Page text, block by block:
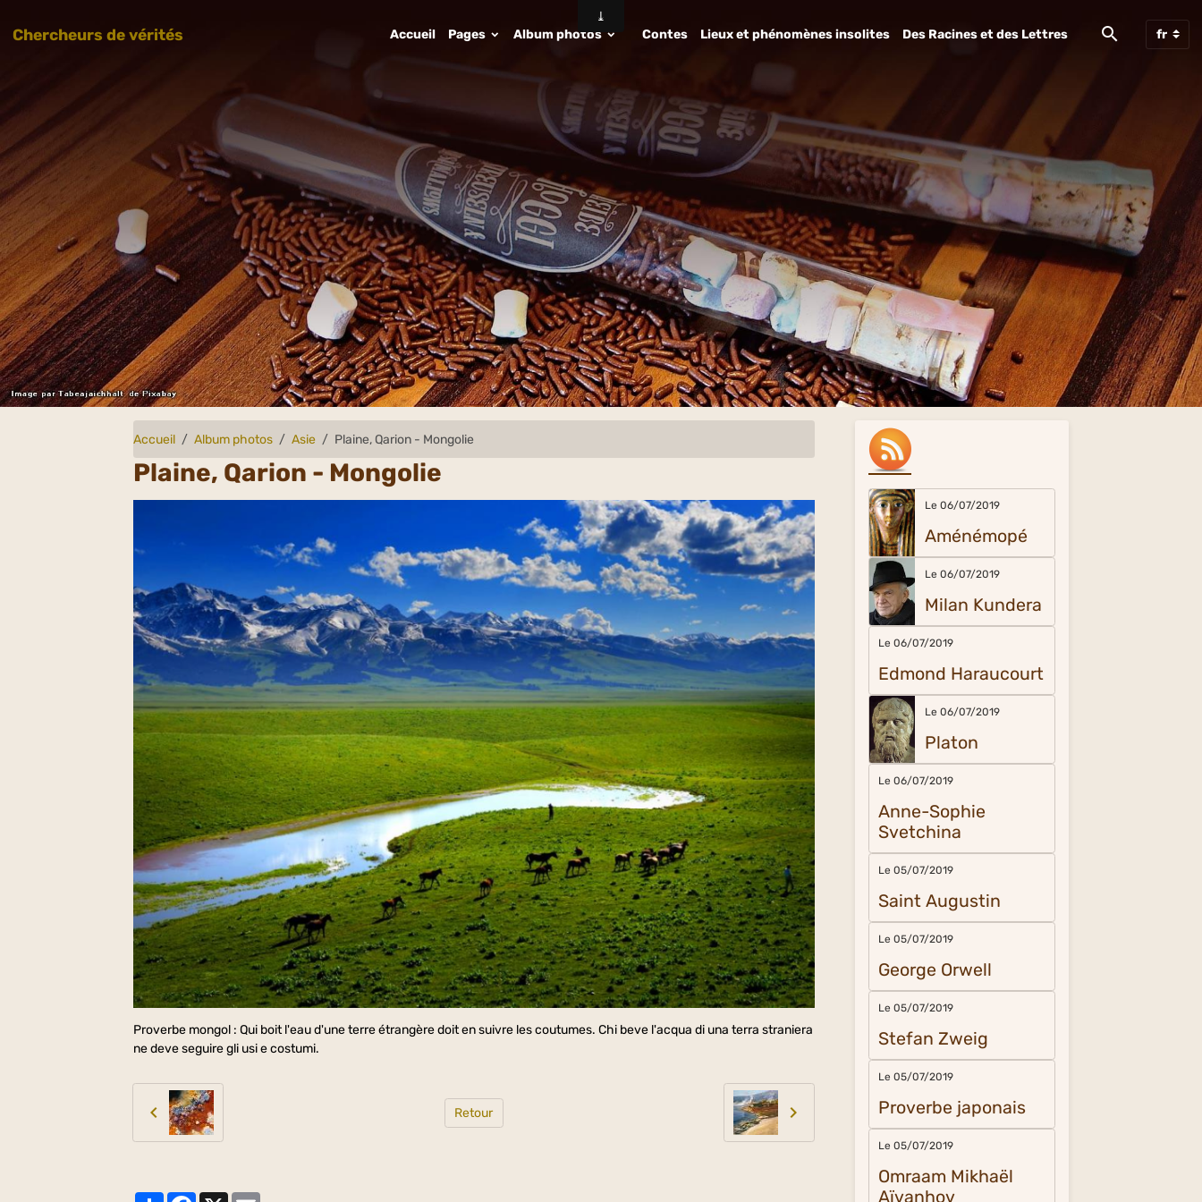
Chercheurs de vérités Accueil Pages Album photos Contes Lieux et phénomènes insolites Des Racines et des Lettres
Accueil Album photos Asie Plaine, Qarion - Mongolie
Plaine, Qarion - Mongolie
Proverbe mongol : Qui boit l'eau d'une terre étrangère doit en suivre les coutumes. Chi beve l'acqua di una terra straniera
ne deve seguire gli usi e costumi.
Retour
Le 06/07/2019
Aménémopé
Le 06/07/2019
Milan Kundera
Le 06/07/2019
Edmond Haraucourt
Le 06/07/2019
Platon
Le 06/07/2019
Anne-Sophie
Svetchina
Le 05/07/2019
Saint Augustin
Le 05/07/2019
George Orwell
Le 05/07/2019
Stefan Zweig
Le 05/07/2019
Proverbe japonais
Le 05/07/2019
Omraam Mikhaël
Aïvanhov